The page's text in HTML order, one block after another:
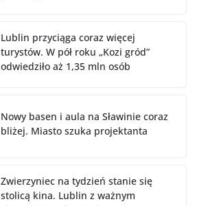
Lublin przyciąga coraz więcej
turystów. W pół roku „Kozi gród”
odwiedziło aż 1,35 mln osób
Nowy basen i aula na Sławinie coraz
bliżej. Miasto szuka projektanta
Zwierzyniec na tydzień stanie się
stolicą kina. Lublin z ważnym